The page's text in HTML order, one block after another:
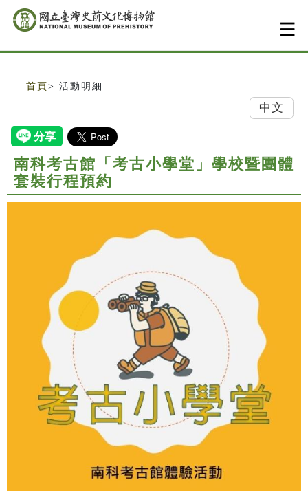
跳到主要內容
網站導覽
::: 首頁 > 活動明細
中文
南科考古館「考古小學堂」學校暨團體
套裝行程預約